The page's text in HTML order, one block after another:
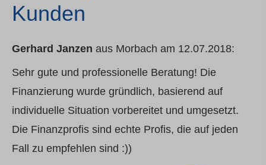
Kunden
Gerhard Janzen aus Morbach am 12.07.2018:
Sehr gute und professionelle Beratung! Die
Finanzierung wurde gründlich, basierend auf
individuelle Situation vorbereitet und umgesetzt.
Die Finanzprofis sind echte Profis, die auf jeden
Fall zu empfehlen sind :))